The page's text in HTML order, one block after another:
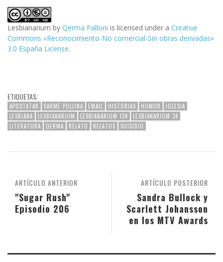
Lesbianarium by Qerma Palloni is licensed under a Creative
Commons «Reconocimiento-No comercial-Sin obras derivadas»
3.0 España License.
ETIQUETAS:
APOSTATAR CARME POLLINA EMAIL HISTORIAS HUMOR
IGLESIA
LESBIANA
LESBIANARIUM LESBIANARIUM 134
LESBIANARIUM 34
LITERATURA
QERMA RELATO RELATOS SUICIDIO
ARTÍCULO POSTERIOR
Sandra Bullock y
Scarlett Johansson
en los MTV Awards
ARTÍCULO ANTERIOR
"Sugar Rush"
Episodio 206